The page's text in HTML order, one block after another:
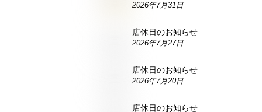
2026年7月31日
店休日のお知らせ
2026年7月27日
店休日のお知らせ
2026年7月20日
店休日のお知らせ